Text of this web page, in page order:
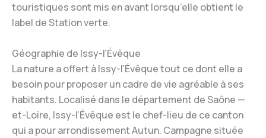
touristiques sont mis en avant lorsqu’elle obtient le
label de Station verte.
Géographie de Issy-l’Évêque
La nature a offert à Issy-l’Évêque tout ce dont elle a
besoin pour proposer un cadre de vie agréable à ses
habitants. Localisé dans le département de Saône —
et-Loire, Issy-l’Évêque est le chef-lieu de ce canton
qui a pour arrondissement Autun. Campagne située